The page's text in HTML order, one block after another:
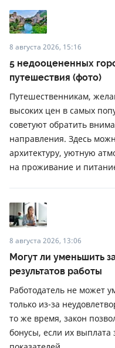
8 августа 2026, 15:16
5 недооцененных
путешествия (фото)
Путешественникам,
высоких цен в самых
советуют обратить
направления. Здесь
архитектуру, уютную
на проживание и
8 августа 2026, 13:06
Могут ли уменьшить
результатов работы
Работодатель не может
только из-за
то же время, закон
бонусы, если их выплата